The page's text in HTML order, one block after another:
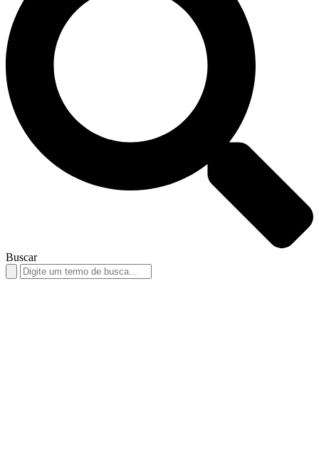
Buscar
Search
for: